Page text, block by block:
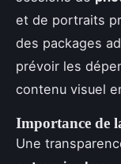
et de portraits
des packages
prévoir les
contenu visuel
Importance de
Une